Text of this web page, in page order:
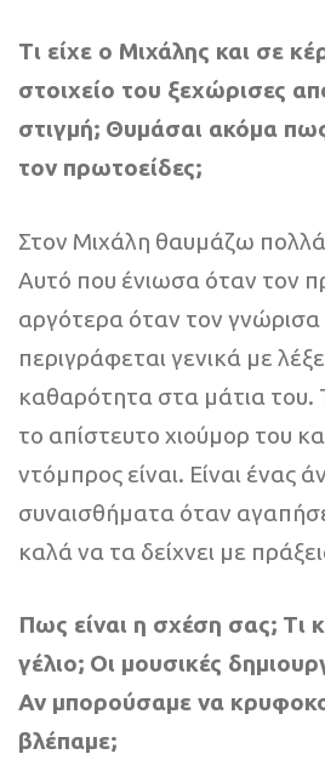
Τι είχε ο Μιχάλης και σε
στοιχείο του ξεχώρισες
στιγμή; Θυμάσαι ακόμα
τον πρωτοείδες;
Στον Μιχάλη θαυμάζω πολλά
Αυτό που ένιωσα όταν τον
αργότερα όταν τον
περιγράφεται γενικά με
καθαρότητα στα μάτια του.
το απίστευτο χιούμορ του
ντόμπρος είναι. Είναι ένας
συναισθήματα όταν
καλά να τα δείχνει με
Πως είναι η σχέση σας; Τι
γέλιο; Οι μουσικές
Αν μπορούσαμε να
βλέπαμε;